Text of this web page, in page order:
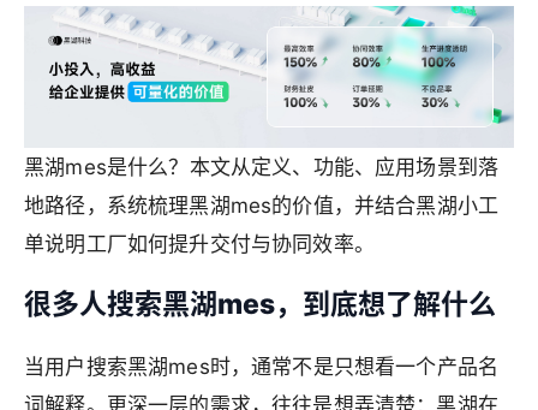
黑湖mes是什么？本文从定义、功能、应用场景到落
地路径，系统梳理黑湖mes的价值，并结合黑湖小工
单说明工厂如何提升交付与协同效率。
很多人搜索黑湖mes，到底想了解什么
当用户搜索黑湖mes时，通常不是只想看一个产品名